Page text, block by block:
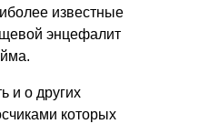
известные
энцефалит
и о других
которых